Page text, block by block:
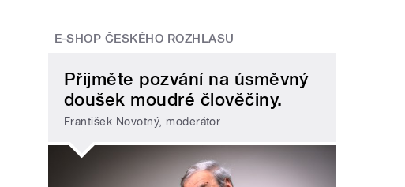
E-SHOP ČESKÉHO ROZHLASU
Přijměte pozvání na úsměvný
doušek moudré člověčiny.
František Novotný, moderátor